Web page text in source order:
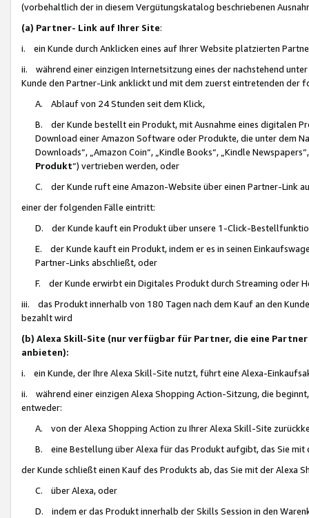
(vorbehaltlich der in diesem Vergütungskatalog beschriebenen
(a) Partner- Link auf Ihrer Site:
i. ein Kunde durch Anklicken eines auf Ihrer Website platzierten
ii. während einer einzigen Internetsitzung eines der nachstehend
Kunde den Partner-Link anklickt und mit dem zuerst eintretenden der
A. Ablauf von 24 Stunden seit dem Klick,
B. der Kunde bestellt ein Produkt, mit Ausnahme eines digitalen
Download einer Amazon Software oder Produkte, die unter dem
Downloads“, „Amazon Coin“, „Kindle Books“, „Kindle
Produkt“) vertrieben werden, oder
C. der Kunde ruft eine Amazon-Website über einen Partner-Link
einer der folgenden Fälle eintritt:
D. der Kunde kauft ein Produkt über unsere 1-Click-
E. der Kunde kauft ein Produkt, indem er es in seinen
Partner-Links abschließt, oder
F. der Kunde erwirbt ein Digitales Produkt durch Streaming oder
iii. das Produkt innerhalb von 180 Tagen nach dem Kauf an den
bezahlt wird
(b) Alexa Skill-Site (nur verfügbar für Partner, die eine
anbieten):
i. ein Kunde, der Ihre Alexa Skill-Site nutzt, führt eine Alexa-
ii. während einer einzigen Alexa Shopping Action-Sitzung, die
entweder:
A. von der Alexa Shopping Action zu Ihrer Alexa Skill-Site
B. eine Bestellung über Alexa für das Produkt aufgibt, das Sie mit
der Kunde schließt einen Kauf des Produkts ab, das Sie mit der Alexa
C. über Alexa, oder
D. indem er das Produkt innerhalb der Skills Session in den